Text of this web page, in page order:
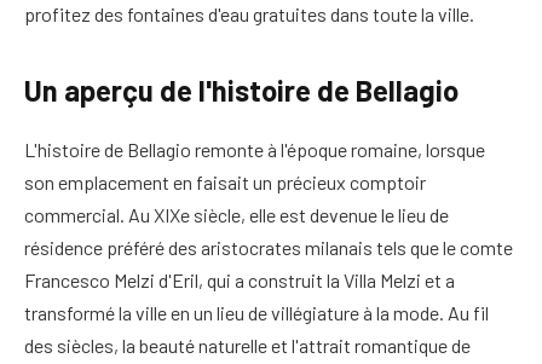
profitez des fontaines d'eau gratuites dans toute la ville.
Un aperçu de l'histoire de Bellagio
L'histoire de Bellagio remonte à l'époque romaine, lorsque
son emplacement en faisait un précieux comptoir
commercial. Au XIXe siècle, elle est devenue le lieu de
résidence préféré des aristocrates milanais tels que le comte
Francesco Melzi d'Eril, qui a construit la Villa Melzi et a
transformé la ville en un lieu de villégiature à la mode. Au fil
des siècles, la beauté naturelle et l'attrait romantique de